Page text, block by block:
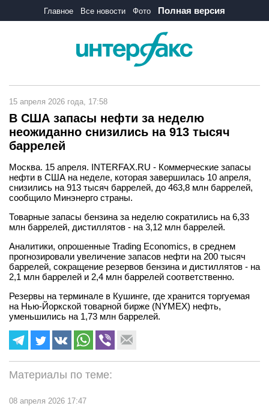
Главное Все новости Фото Полная версия
15 апреля 2026 года, 17:58
В США запасы нефти за неделю
неожиданно снизились на 913 тысяч
баррелей
Москва. 15 апреля. INTERFAX.RU - Коммерческие запасы
нефти в США на неделе, которая завершилась 10 апреля,
снизились на 913 тысяч баррелей, до 463,8 млн баррелей,
сообщило Минэнерго страны.
Товарные запасы бензина за неделю сократились на 6,33
млн баррелей, дистиллятов - на 3,12 млн баррелей.
Аналитики, опрошенные Trading Economics, в среднем
прогнозировали увеличение запасов нефти на 200 тысяч
баррелей, сокращение резервов бензина и дистиллятов - на
2,1 млн баррелей и 2,4 млн баррелей соответственно.
Резервы на терминале в Кушинге, где хранится торгуемая
на Нью-Йоркской товарной бирже (NYMEX) нефть,
уменьшились на 1,73 млн баррелей.
Материалы по теме:
08 апреля 2026 17:47